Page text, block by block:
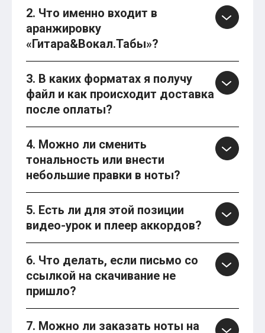
«Гитара&Вокал.Табы» на сайте доступны
такие издания для укулеле.)
2. Что именно входит в
аранжировку
«Гитара&Вокал.Табы»?
3. В каких форматах я получу
файл и как происходит доставка
после оплаты?
4. Можно ли сменить
тональность или внести
небольшие правки в ноты?
5. Есть ли для этой позиции
видео-урок и плеер аккордов?
6. Что делать, если письмо со
ссылкой на скачивание не
пришло?
7. Можно ли заказать ноты на